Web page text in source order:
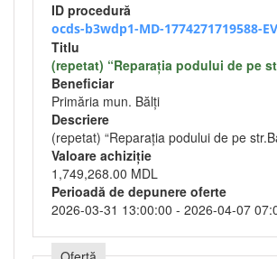
ID procedură
ocds-b3wdp1-MD-1774271719588-
Titlu
(repetat) “Reparația podului de pe
Beneficiar
Primăria mun. Bălți
Descriere
(repetat) “Reparația podului de pe
Valoare achiziție
1,749,268.00 MDL
Perioadă de depunere oferte
2026-03-31 13:00:00 - 2026-04-07